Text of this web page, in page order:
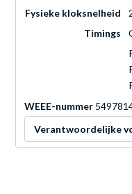
Fysieke kloksnelheid
Timings
WEEE-nummer
Verantwoordelijke